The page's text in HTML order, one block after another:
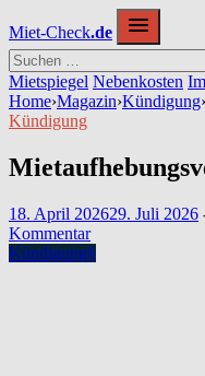
Inhalt
springen
Miet-Check.de
Mietspiegel Nebenkosten
Home›Magazin›Kündigung›
Kündigung
18. April 202629. Juli 2026
Kommentar
Kündigung§